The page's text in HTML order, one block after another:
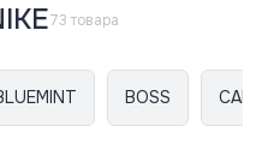
73 товара
BOSS